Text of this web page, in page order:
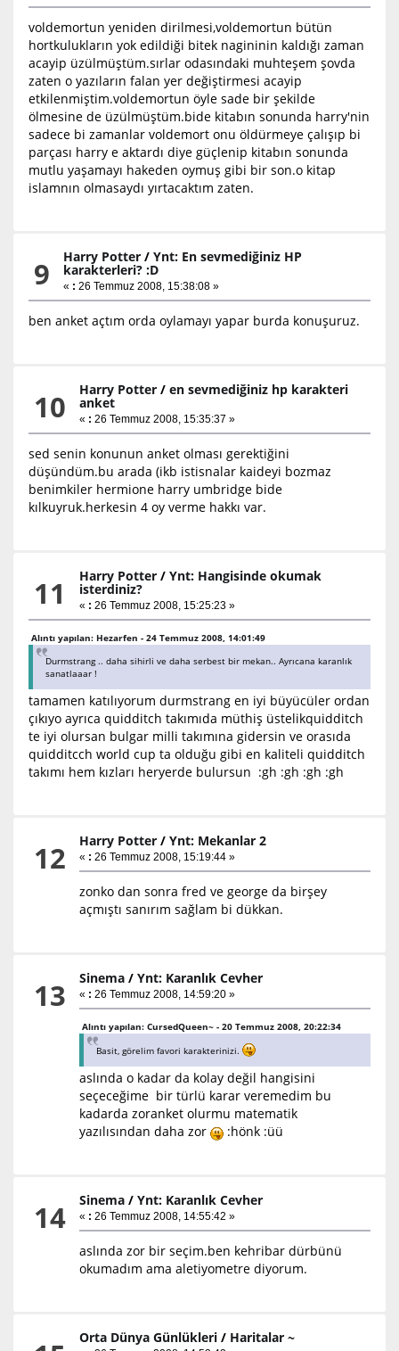
voldemortun yeniden dirilmesi,voldemortun bütün
hortkulukların yok edildiği bitek nagininin kaldığı zaman
acayip üzülmüştüm.sırlar odasındaki muhteşem şovda
zaten o yazıların falan yer değiştirmesi acayip
etkilenmiştim.voldemortun öyle sade bir şekilde
ölmesine de üzülmüştüm.bide kitabın sonunda harry'nin
sadece bi zamanlar voldemort onu öldürmeye çalışıp bi
parçası harry e aktardı diye güçlenip kitabın sonunda
mutlu yaşamayı hakeden oymuş gibi bir son.o kitap
islamnın olmasaydı yırtacaktım zaten.
9 Harry Potter /Ynt: En sevmediğiniz HP
karakterleri? :D
« : 26 Temmuz 2008, 15:38:08 »
ben anket açtım orda oylamayı yapar burda konuşuruz.
10 Harry Potter /en sevmediğiniz hp karakteri
anket
« : 26 Temmuz 2008, 15:35:37 »
sed senin konunun anket olması gerektiğini
düşündüm.bu arada (ikb istisnalar kaideyi bozmaz
benimkiler hermione harry umbridge bide
kılkuyruk.herkesin 4 oy verme hakkı var.
11 Harry Potter /Ynt: Hangisinde okumak
isterdiniz?
« : 26 Temmuz 2008, 15:25:23 »
Alıntı yapılan: Hezarfen - 24 Temmuz 2008, 14:01:49
Durmstrang .. daha sihirli ve daha serbest bir mekan.. Ayrıcana karanlık
sanatlaaar !
tamamen katılıyorum durmstrang en iyi büyücüler ordan
çıkıyo ayrıca quidditch takımıda müthiş üstelikquidditch
te iyi olursan bulgar milli takımına gidersin ve orasıda
quidditcch world cup ta olduğu gibi en kaliteli quidditch
takımı hem kızları heryerde bulursun :gh :gh :gh :gh
12 Harry Potter /Ynt: Mekanlar 2
« : 26 Temmuz 2008, 15:19:44 »
zonko dan sonra fred ve george da birşey
açmıştı sanırım sağlam bi dükkan.
13 Sinema /Ynt: Karanlık Cevher
« : 26 Temmuz 2008, 14:59:20 »
Alıntı yapılan: CursedQueen~ - 20 Temmuz 2008, 20:22:34
Basit, görelim favori karakterinizi.
aslında o kadar da kolay değil hangisini
seçeceğime bir türlü karar veremedim bu
kadarda zoranket olurmu matematik
yazılısından daha zor
:hönk :üü
14 Sinema /Ynt: Karanlık Cevher
« : 26 Temmuz 2008, 14:55:42 »
aslında zor bir seçim.ben kehribar dürbünü
okumadım ama aletiyometre diyorum.
Orta Dünya Günlükleri / Haritalar ~